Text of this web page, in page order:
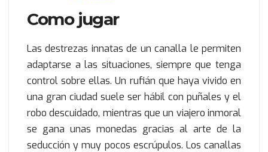
Como jugar
Las destrezas innatas de un canalla le permiten
adaptarse a las situaciones, siempre que tenga
control sobre ellas. Un rufián que haya vivido en
una gran ciudad suele ser hábil con puñales y el
robo descuidado, mientras que un viajero inmoral
se gana unas monedas gracias al arte de la
seducción y muy pocos escrúpulos. Los canallas